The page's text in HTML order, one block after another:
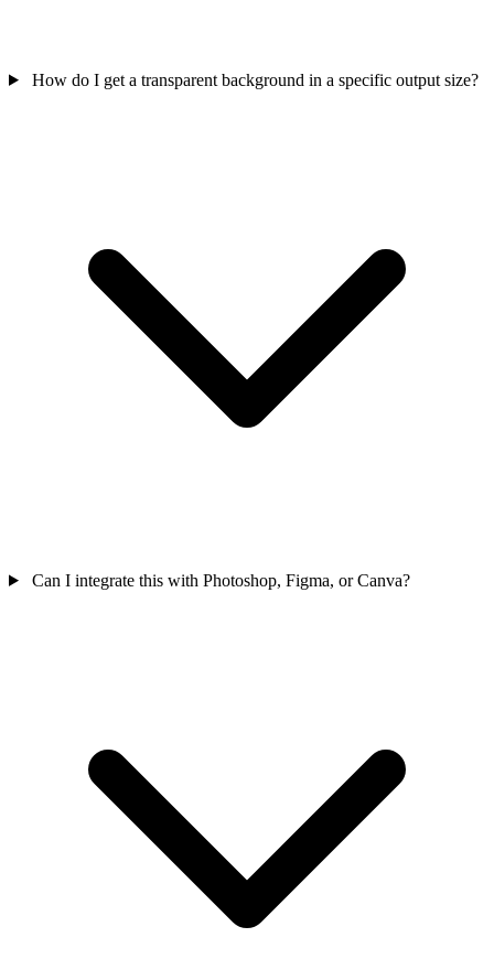
How do I get a transparent background in a specific output size?
Can I integrate this with Photoshop, Figma, or Canva?